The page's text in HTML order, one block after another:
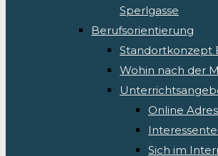
Sperlgasse
Berufsorientierung
Standortkonzept
Wohin nach der
Online
Sich im